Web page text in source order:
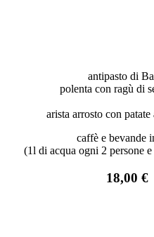
antipasto di
polenta con ragù di
arista arrosto con
caffè e bevande
(1l di acqua ogni 2 persone
18,00 €